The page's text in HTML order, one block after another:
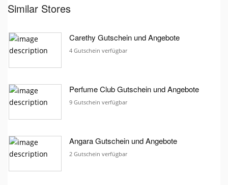
Similar Stores
Carethy Gutschein und Angebote
4 Gutschein verfügbar
Perfume Club Gutschein und Angebote
9 Gutschein verfügbar
Angara Gutschein und Angebote
2 Gutschein verfügbar